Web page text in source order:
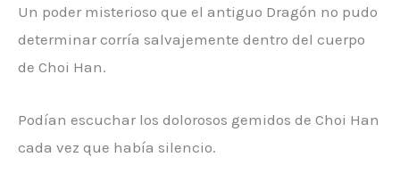
Un poder misterioso que el antiguo Dragón no pudo
determinar corría salvajemente dentro del cuerpo
de Choi Han.
Podían escuchar los dolorosos gemidos de Choi Han
cada vez que había silencio.